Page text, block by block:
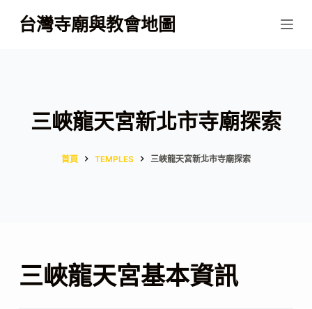
跳
至
台灣寺廟與教會地圖
三峽龍天宮新北市寺廟探索
首頁 TEMPLES 三峽龍天宮新北市寺廟探索
三峽龍天宮基本資訊